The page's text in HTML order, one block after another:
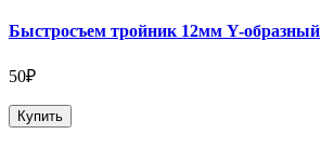
Быстросъем тройник 12мм Y-образный
50₽
Купить